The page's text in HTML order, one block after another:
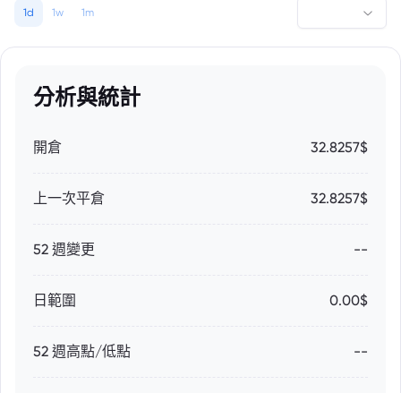
1d 1w 1m
分析與統計
開倉 32.8257$
上一次平倉 32.8257$
52 週變更 --
日範圍 0.00$
52 週高點/低點 --